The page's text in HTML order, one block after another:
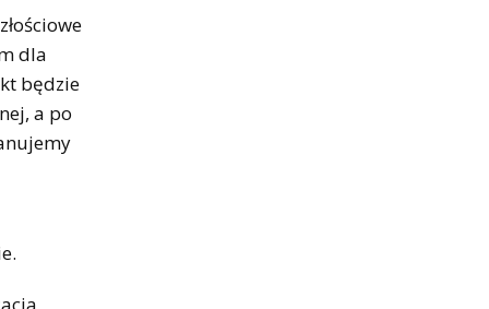
dla
będzie
a po